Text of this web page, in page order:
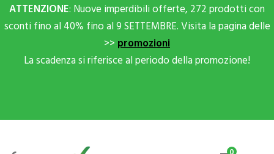
ATTENZIONE: Nuove imperdibili offerte, 272 prodotti con
sconti fino al 40% fino al 9 SETTEMBRE. Visita la pagina delle
>> promozioni
La scadenza si riferisce al periodo della promozione!
0